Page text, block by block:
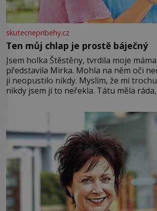
skutecnepribehy.cz
Ten můj chlap je prostě báječný
Jsem holka Štěstěny, tvrdila moje
představila Mirka. Mohla na něm oči
ji neopustilo nikdy. Myslím, že mi
nikdy jsem jí to neřekla. Tátu měla
Jsme spolu moc rádi Tehdy byla jiná